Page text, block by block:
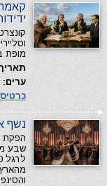
מופת
ערים:
נשף
הפקת
שבע